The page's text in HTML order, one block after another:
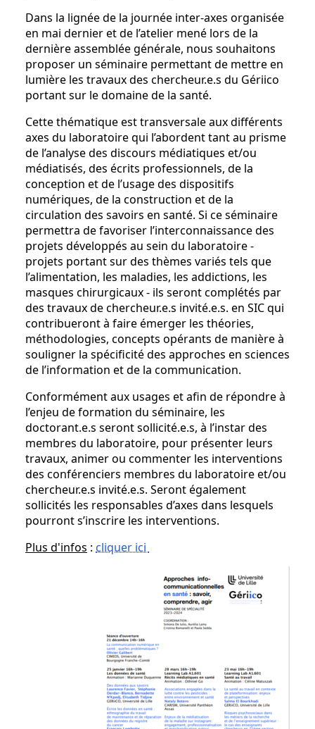
Dans la lignée de la journée inter-axes organisée
en mai dernier et de l’atelier mené lors de la
dernière assemblée générale, nous souhaitons
proposer un séminaire permettant de mettre en
lumière les travaux des chercheur.e.s du Gériico
portant sur le domaine de la santé.
Cette thématique est transversale aux différents
axes du laboratoire qui l’abordent tant au prisme
de l’analyse des discours médiatiques et/ou
médiatisés, des écrits professionnels, de la
conception et de l’usage des dispositifs
numériques, de la construction et de la
circulation des savoirs en santé. Si ce séminaire
permettra de favoriser l’interconnaissance des
projets développés au sein du laboratoire -
projets portant sur des thèmes variés tels que
l’alimentation, les maladies, les addictions, les
masques chirurgicaux - ils seront complétés par
des travaux de chercheur.e.s invité.e.s. en SIC qui
contribueront à faire émerger les théories,
méthodologies, concepts opérants de manière à
souligner la spécificité des approches en sciences
de l’information et de la communication.
Conformément aux usages et afin de répondre à
l’enjeu de formation du séminaire, les
doctorant.e.s seront sollicité.e.s, à l’instar des
membres du laboratoire, pour présenter leurs
travaux, animer ou commenter les interventions
des conférenciers membres du laboratoire et/ou
chercheur.e.s invité.e.s. Seront également
sollicités les responsables d’axes dans lesquels
pourront s’inscrire les interventions.
Plus d'infos : cliquer ici